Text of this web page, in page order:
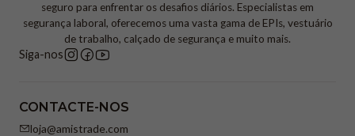
seguro para enfrentar os desafios diários. Especialistas em
segurança laboral, oferecemos uma vasta gama de EPIs, vestuário
de trabalho, calçado de segurança e muito mais.
Siga-nos
CONTACTE-NOS
loja@amistrade.com